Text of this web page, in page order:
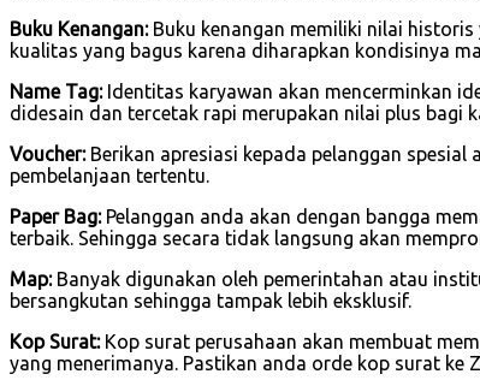
Buku Kenangan:Buku kenangan memiliki nilai
kualitas yang bagus karena diharapkan kondisinya
Name Tag:Identitas karyawan akan mencerminkan
didesain dan tercetak rapi merupakan nilai plus bagi
Voucher:Berikan apresiasi kepada pelanggan spesial
pembelanjaan tertentu.
Paper Bag:Pelanggan anda akan dengan bangga
terbaik. Sehingga secara tidak langsung akan
Map:Banyak digunakan oleh pemerintahan atau
bersangkutan sehingga tampak lebih eksklusif.
Kop Surat:Kop surat perusahaan akan membuat
yang menerimanya. Pastikan anda orde kop surat ke